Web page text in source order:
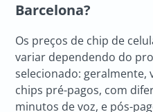
Barcelona?
Os preços de chip de
variar dependendo do
selecionado: geralmente,
chips pré-pagos, com
minutos de voz, e pós-